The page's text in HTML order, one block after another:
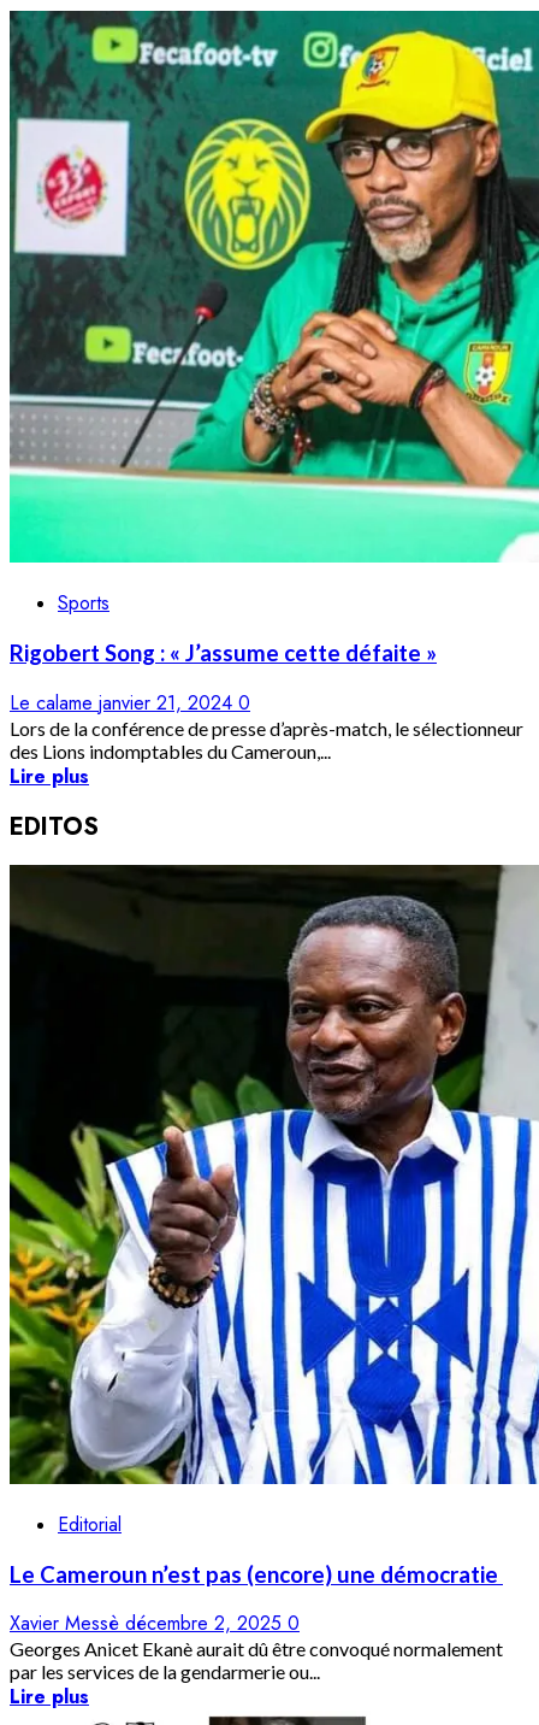
Sports
Rigobert Song : « J’assume cette défaite »
Le calame janvier 21, 2024 0
Lors de la conférence de presse d’après-match, le sélectionneur
des Lions indomptables du Cameroun,...
Lire plus
EDITOS
Editorial
Le Cameroun n’est pas (encore) une démocratie
Xavier Messè décembre 2, 2025 0
Georges Anicet Ekanè aurait dû être convoqué normalement
par les services de la gendarmerie ou...
Lire plus